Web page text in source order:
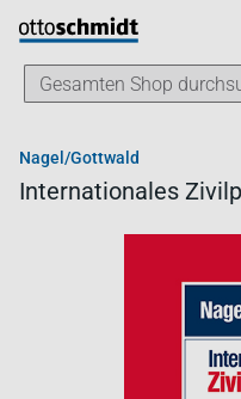
Direkt zum Inhalt
Nagel/Gottwald
Internationales